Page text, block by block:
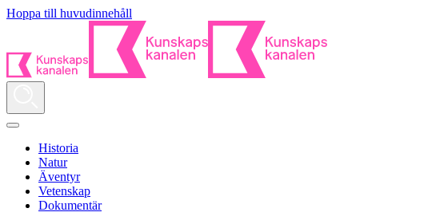
Hoppa till huvudinnehåll
Historia
Natur
Äventyr
Vetenskap
Dokumentär